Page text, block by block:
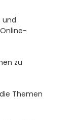
und
zu
Themen